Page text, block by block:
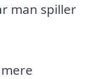
man spiller